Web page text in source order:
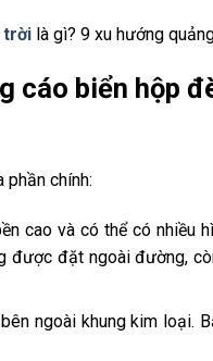
trời là gì? 9 xu hướng
cáo biển hộp
phần chính:
cao và có thể có nhiều
được đặt ngoài đường,
ngoài khung kim